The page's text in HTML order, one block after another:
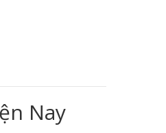
Nay